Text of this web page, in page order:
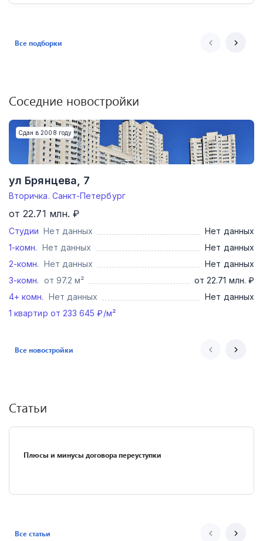
Все подборки
Соседние новостройки
Сдан в 2008 году
ул Брянцева, 7
Вторичка. Санкт-Петербург
от 22.71 млн. ₽
Студии Нет данных
Нет данных
1-комн. Нет данных
Нет данных
2-комн. Нет данных
Нет данных
3-комн. от 97.2 м²
от 22.71 млн. ₽
4+ комн. Нет данных
Нет данных
1 квартир от 233 645 ₽/м²
Все новостройки
Статьи
Плюсы и минусы договора переуступки
Все статьи